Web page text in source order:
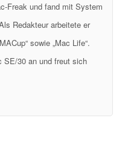
Freak und fand mit System
Redakteur arbeitete er
sowie „Mac Life“.
SE/30 an und freut sich